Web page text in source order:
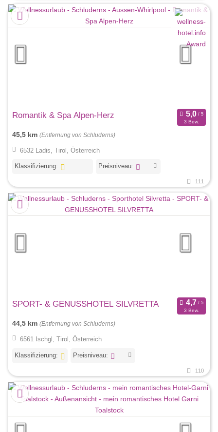
Romantik & Spa Alpen-Herz
3 Bew.
45,5 km (Entfernung von Schluderns)
6532 Ladis, Tirol, Österreich
Klassifizierung: Preisniveau:
111
SPORT- & GENUSSHOTEL SILVRETTA
3 Bew.
44,5 km (Entfernung von Schluderns)
6561 Ischgl, Tirol, Österreich
Klassifizierung: Preisniveau:
110